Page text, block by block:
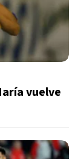
vuelve